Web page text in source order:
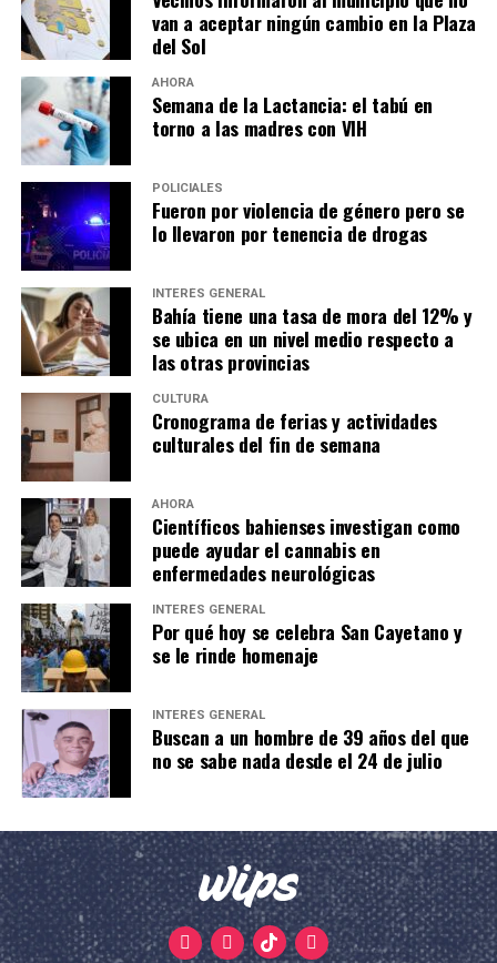
van a aceptar ningún cambio en la Plaza
del Sol
AHORA
Semana de la Lactancia: el tabú en
torno a las madres con VIH
POLICIALES
Fueron por violencia de género pero se
lo llevaron por tenencia de drogas
INTERÉS GENERAL
Bahía tiene una tasa de mora del 12% y
se ubica en un nivel medio respecto a
las otras provincias
CULTURA
Cronograma de ferias y actividades
culturales del fin de semana
AHORA
Científicos bahienses investigan como
puede ayudar el cannabis en
enfermedades neurológicas
INTERÉS GENERAL
Por qué hoy se celebra San Cayetano y
se le rinde homenaje
INTERÉS GENERAL
Buscan a un hombre de 39 años del que
no se sabe nada desde el 24 de julio